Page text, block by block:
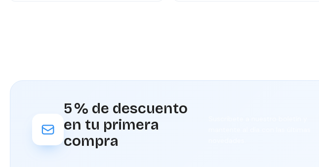
5 % de descuento
en tu primera
compra